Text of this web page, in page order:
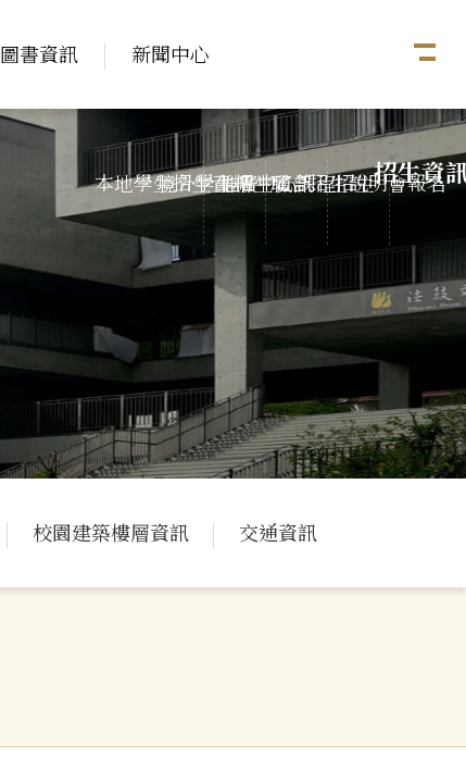
圖書資訊 新聞中心
本地學生招生資訊 境外學生招生資訊 推廣中心課程招生 聯合招生說明會報名招生
校園建築樓層資訊 交通資訊